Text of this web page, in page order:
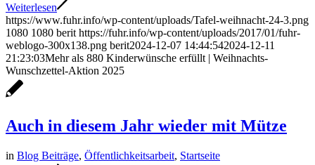
Weiterlesen
https://www.fuhr.info/wp-content/uploads/Tafel-weihnacht-24-3.png
1080 1080 berit https://fuhr.info/wp-content/uploads/2017/01/fuhr-
weblogo-300x138.png berit2024-12-07 14:44:542024-12-11
21:23:03Mehr als 880 Kinderwünsche erfüllt | Weihnachts-
Wunschzettel-Aktion 2025
Auch in diesem Jahr wieder mit Mütze
in Blog Beiträge, Öffentlichkeitsarbeit, Startseite